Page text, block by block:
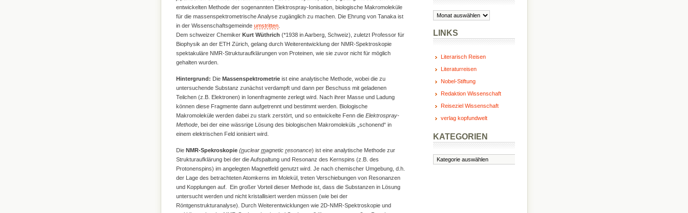
entwickelten Methode der sogenannten Elektrospray-Ionisation, biologische Makromoleküle
für die massenspektrometrische Analyse zugänglich zu machen. Die Ehrung von Tanaka ist
in der Wissenschaftsgemeinde umstritten.
Dem schweizer Chemiker Kurt Wüthrich (*1938 in Aarberg, Schweiz), zuletzt Professor für
Biophysik an der ETH Zürich, gelang durch Weiterentwicklung der NMR-Spektroskopie
spektakuläre NMR-Strukturaufklärungen von Proteinen, wie sie zuvor nicht für möglich
gehalten wurden.
Hintergrund: Die Massenspektrometrie ist eine analytische Methode, wobei die zu
untersuchende Substanz zunächst verdampft und dann per Beschuss mit geladenen
Teilchen (z.B. Elektronen) in Ionenfragmente zerlegt wird. Nach ihrer Masse und Ladung
können diese Fragmente dann aufgetrennt und bestimmt werden. Biologische
Makromoleküle werden dabei zu stark zerstört, und so entwickelte Fenn die Elektrospray-
Methode, bei der eine wässrige Lösung des biologischen Makromoleküls „schonend“ in
einem elektrischen Feld ionisiert wird.
Die NMR-Spekroskopie (nuclear magnetic resonance) ist eine analytische Methode zur
Strukturaufklärung bei der die Aufspaltung und Resonanz des Kernspins (z.B. des
Protonenspins) im angelegten Magnetfeld genutzt wird. Je nach chemischer Umgebung, d.h.
der Lage des betrachteten Atomkerns im Molekül, treten Verschiebungen von Resonanzen
und Kopplungen auf. Ein großer Vorteil dieser Methode ist, dass die Substanzen in Lösung
untersucht werden und nicht kristallisiert werden müssen (wie bei der
Röntgenstrukturanalyse). Durch Weiterentwicklungen wie 2D-NMR-Spektroskopie und
Archiv
LINKS
Literarisch Reisen
Literaturreisen
Nobel-Stiftung
Redaktion Wissenschaft
Reiseziel Wissenschaft
verlag kopfundwelt
KATEGORIEN
Kategorien